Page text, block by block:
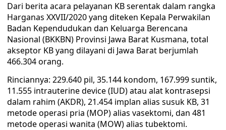
Dari berita acara pelayanan KB serentak dalam rangka
Harganas XXVII/2020 yang diteken Kepala Perwakilan
Badan Kependudukan dan Keluarga Berencana
Nasional (BKKBN) Provinsi Jawa Barat Kusmana, total
akseptor KB yang dilayani di Jawa Barat berjumlah
466.304 orang.
Rinciannya: 229.640 pil, 35.144 kondom, 167.999 suntik,
11.555 intrauterine device (IUD) atau alat kontrasepsi
dalam rahim (AKDR), 21.454 implan alias susuk KB, 31
metode operasi pria (MOP) alias vasektomi, dan 481
metode operasi wanita (MOW) alias tubektomi.